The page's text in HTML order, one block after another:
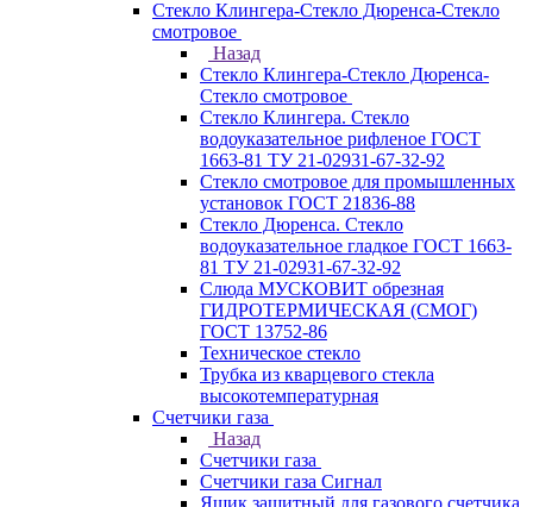
Стекло Клингера-Стекло Дюренса-Стекло
смотровое
Назад
Стекло Клингера-Стекло Дюренса-
Стекло смотровое
Стекло Клингера. Стекло
водоуказательное рифленое ГОСТ
1663-81 ТУ 21-02931-67-32-92
Стекло смотровое для промышленных
установок ГОСТ 21836-88
Стекло Дюренса. Стекло
водоуказательное гладкое ГОСТ 1663-
81 ТУ 21-02931-67-32-92
Слюда МУСКОВИТ обрезная
ГИДРОТЕРМИЧЕСКАЯ (СМОГ)
ГОСТ 13752-86
Техническое стекло
Трубка из кварцевого стекла
высокотемпературная
Счетчики газа
Назад
Счетчики газа
Счетчики газа Сигнал
Ящик защитный для газового счетчика